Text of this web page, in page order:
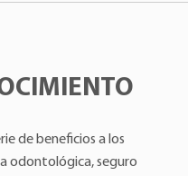
de beneficios a los
odontológica, seguro